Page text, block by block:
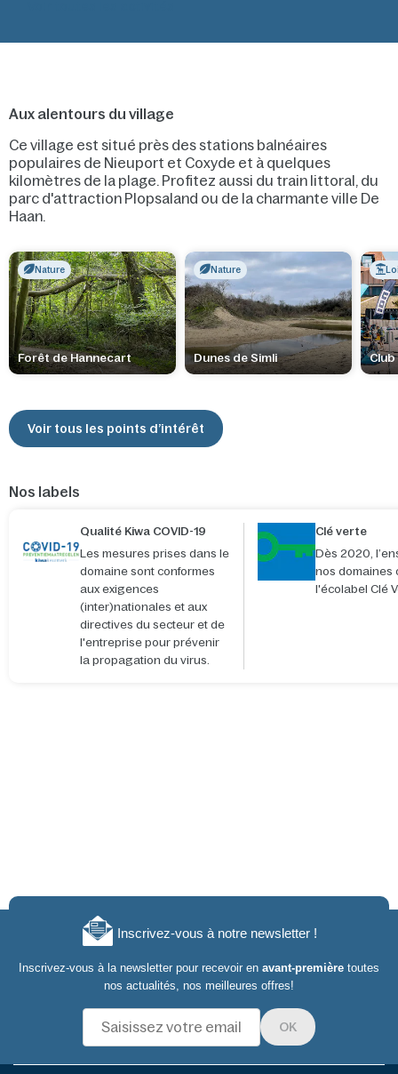
Aux alentours du village
Ce village est situé près des stations balnéaires
populaires de Nieuport et Coxyde et à quelques
kilomètres de la plage. Profitez aussi du train littoral, du
parc d'attraction Plopsaland ou de la charmante ville De
Haan.
Nature
Forêt de Hannecart
Nature
Dunes de Simli
Voir tous les points d’intérêt
Nos labels
Qualité Kiwa COVID-19
Les mesures prises dans le
domaine sont conformes
aux exigences
(inter)nationales et aux
directives du secteur et de
l'entreprise pour prévenir
la propagation du virus.
Clé verte
Dès 2020,
nos domaines
l'écolabel Clé
Inscrivez-vous à notre newsletter !
Inscrivez-vous à la newsletter pour recevoir en avant-première toutes
nos actualités, nos meilleures offres!
OK